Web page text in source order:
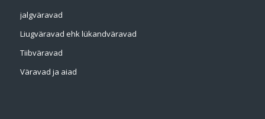
jalgväravad
Liugväravad ehk lükandväravad
Tiibväravad
Väravad ja aiad